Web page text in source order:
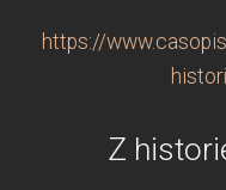
https://
Z